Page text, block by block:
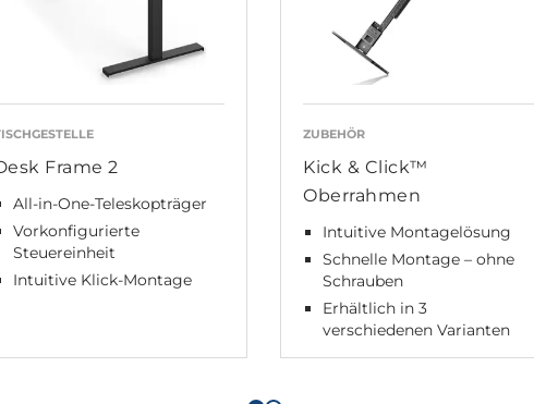
Frame 2
All-in-One-Teleskopträger
Vorkonfigurierte
Steuereinheit
Intuitive Klick-Montage
ZUBEHÖR
Kick & Click™
Oberrahmen
Intuitive Montagelösung
Schnelle Montage – ohne
Schrauben
Erhältlich in 3
verschiedenen Varianten